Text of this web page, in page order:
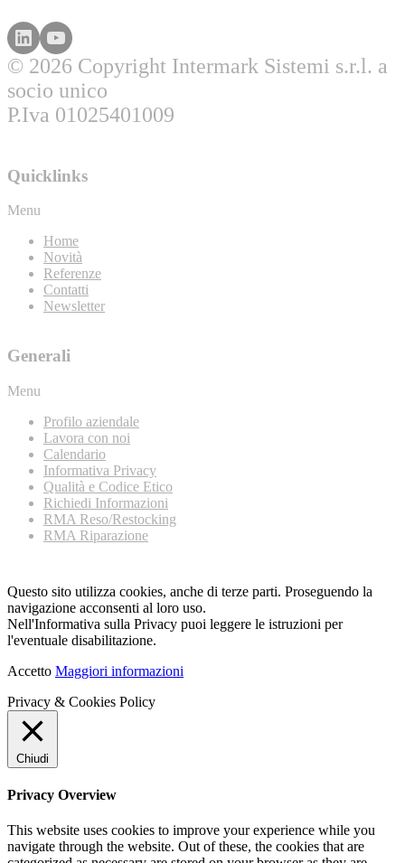
© 2026 Copyright Intermark Sistemi s.r.l. a
socio unico
P.Iva 01025401009
Quicklinks
Menu
Home
Novità
Referenze
Contatti
Newsletter
Generali
Menu
Profilo aziendale
Lavora con noi
Calendario
Informativa Privacy
Qualità e Codice Etico
Richiedi Informazioni
RMA Reso/Restocking
RMA Riparazione
Questo sito utilizza cookies, anche di terze parti. Proseguendo la
navigazione acconsenti al loro uso.
Nell'Informativa sulla Privacy puoi leggere le istruzioni per
l'eventuale disabilitazione.
Accetto Maggiori informazioni
Privacy & Cookies Policy
Chiudi
Privacy Overview
This website uses cookies to improve your experience while you
navigate through the website. Out of these, the cookies that are